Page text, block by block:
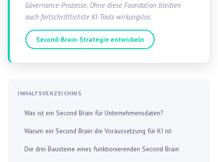
Governance-Prozesse. Ohne diese Foundation bleiben
auch fortschrittlichste KI-Tools wirkungslos.
Second-Brain-Strategie entwickeln
INHALTSVERZEICHNIS
Was ist ein Second Brain für Unternehmensdaten?
Warum ein Second Brain die Voraussetzung für KI ist
Die drei Bausteine eines funktionierenden Second Brain